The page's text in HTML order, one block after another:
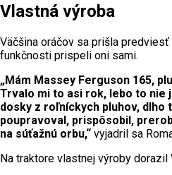
Vlastná výroba
Väčšina oráčov sa prišla
funkčnosti prispeli oni sami.
„Mám Massey Ferguson 165,
Trvalo mi to asi rok, lebo to nie
dosky z roľníckych pluhov,
poupravoval, prispôsobil,
na súťažnú orbu,“ vyjadril sa
Na traktore vlastnej výroby dorazil